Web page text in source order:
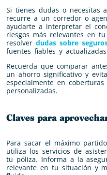
Si tienes dudas o necesitas
recurre a un corredor o
ayudarte a interpretar el
riesgos más relevantes en
resolver dudas sobre
fuentes fiables y
Recuerda que comparar
un ahorro significativo y
especialmente en
personalizadas.
Claves para
Para sacar el máximo
utiliza los servicios de
tu póliza. Informa a la
relevante en tu situación y